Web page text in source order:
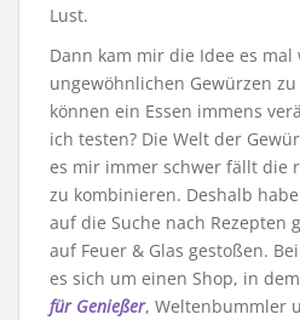
Lust.
Dann kam mir die Idee es
ungewöhnlichen Gewürzen
können ein Essen immens
ich testen? Die Welt der
es mir immer schwer fällt die
zu kombinieren. Deshalb
auf die Suche nach Rezepten
auf Feuer & Glas gestoßen.
es sich um einen Shop, in
für Genießer, Weltenbummler